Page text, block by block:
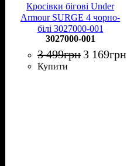
Кросівки бігові Under
Armour SURGE 4 чорно-
білі 3027000-001
3027000-001
3 499грн 3 169грн
Купити